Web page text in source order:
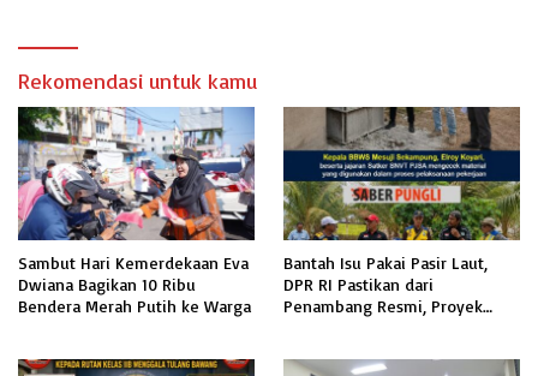
Rekomendasi untuk kamu
Sambut Hari Kemerdekaan Eva
Dwiana Bagikan 10 Ribu
Bendera Merah Putih ke Warga
Bantah Isu Pakai Pasir Laut,
DPR RI Pastikan dari
Penambang Resmi, Proyek